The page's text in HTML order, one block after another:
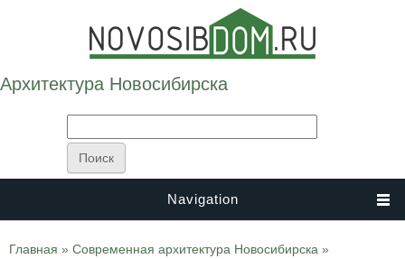
Архитектура Новосибирска
Navigation
Вы здесь
Главная » Современная архитектура Новосибирска »